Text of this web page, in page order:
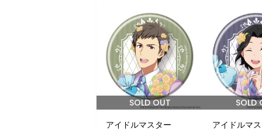
SOLD OUT
アイドルマスター
SOLD
アイドルマ